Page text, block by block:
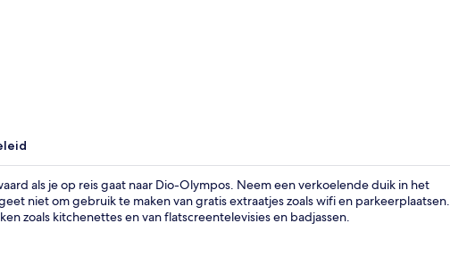
als je op reis gaat naar Dio-Olympos. Neem een verkoelende duik in het
niet om gebruik te maken van gratis extraatjes zoals wifi en parkeerplaatsen.
zoals kitchenettes en van flatscreentelevisies en badjassen.